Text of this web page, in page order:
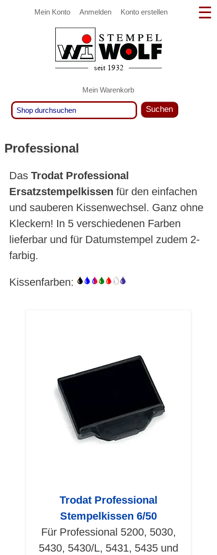
Mein Konto Anmelden Konto erstellen
Mein Warenkorb
Suchen
Professional
Das Trodat Professional
Ersatzstempelkissen für den einfachen
und sauberen Kissenwechsel. Ganz ohne
Kleckern! In 5 verschiedenen Farben
lieferbar und für Datumstempel zudem 2-
farbig.
Kissenfarben:
Trodat Professional
Stempelkissen 6/50
Für Professional 5200, 5030,
5430, 5430/L, 5431, 5435 und